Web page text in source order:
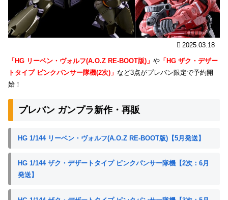
2025.03.18
「HG リーベン・ヴォルフ(A.O.Z RE-BOOT版)」 や 「HG ザク・デザー
トタイプ ピンクパンサー隊機(2次)」 など3点がプレバン限定で予約開
始！
プレバン ガンプラ新作・再販
HG 1/144 リーベン・ヴォルフ(A.O.Z RE-BOOT版)【5月発送】
HG 1/144 ザク・デザートタイプ ピンクパンサー隊機【2次：6月
発送】